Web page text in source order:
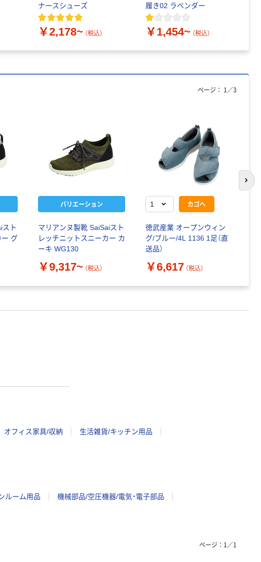
ナースシューズ
￥2,178~ （税込）
履き02 ラベンダー
￥1,454~ （税込）
スト
グ
バリエーション
マリアンヌ製靴 SaiSaiスト
レッチニットスニーカー カ
ーキ WG130
￥9,317~ （税込）
カゴへ
徳武産業 オープンウィン
グ/ブルー/4L 1136 1足（直
送品）
￥6,617 （税込）
ページ： 1 ／3
次
オフィス家具/収納 生活雑貨/キッチン用品
ルーム用品 機械部品/空圧機器/電気・電子部品
ページ： 1 ／1